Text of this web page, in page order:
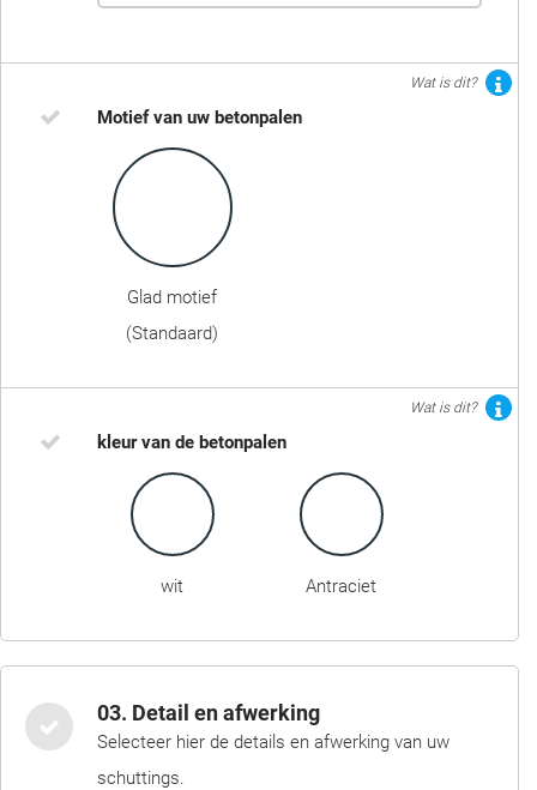
Wat is dit?
Motief van uw betonpalen
Glad motief
(Standaard)
Wat is dit?
kleur van de betonpalen
wit Antraciet
03. Detail en afwerking
Selecteer hier de details en afwerking van uw
schuttings.